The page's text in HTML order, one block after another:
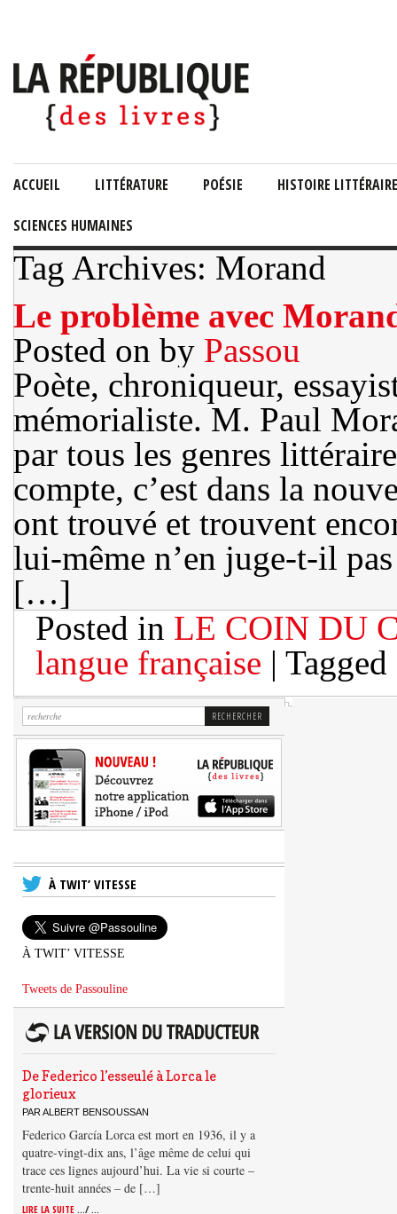
ACCUEIL LITTÉRATURE POÉSIE HISTOIRE LITTÉRAIRE
SCIENCES HUMAINES
Tag Archives: Morand
Le problème avec
Posted on by Passou
Poète, chroniqueur,
mémorialiste. M. Paul
par tous les genres
compte, c’est dans la
ont trouvé et trouvent
lui-même n’en juge-t-il
[…]
Posted in LE COIN DU
langue française | Tagged
À TWIT’ VITESSE
À TWIT’ VITESSE
Tweets de Passouline
De Federico l’esseulé à Lorca le
glorieux
PAR ALBERT BENSOUSSAN
Federico García Lorca est mort en 1936, il y a
quatre-vingt-dix ans, l’âge même de celui qui
trace ces lignes aujourd’hui. La vie si courte –
trente-huit années – de […]
LIRE LA SUITE .../ ...